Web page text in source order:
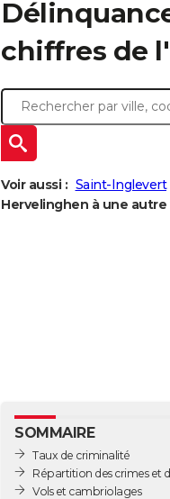
chiffres de
Voir aussi : Saint-Inglevert
Hervelinghen à une autre
SOMMAIRE
Taux de criminalité
Répartition des crimes et
Vols et cambriolages